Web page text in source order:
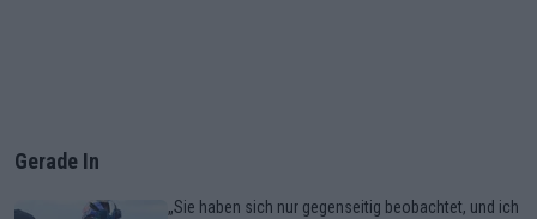
Gerade In
„Sie haben sich nur gegenseitig beobachtet, und ich